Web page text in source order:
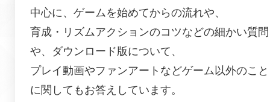
中心に、ゲームを始めてからの流れや、
育成・リズムアクションのコツなどの細かい質問
や、ダウンロード版について、
プレイ動画やファンアートなどゲーム以外のこと
に関してもお答えしています。